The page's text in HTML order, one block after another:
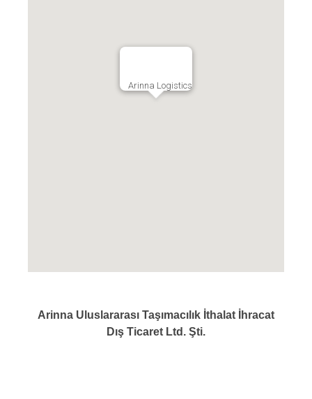
Arinna Logistics
Arinna Uluslararası Taşımacılık İthalat İhracat
Dış Ticaret Ltd. Şti.